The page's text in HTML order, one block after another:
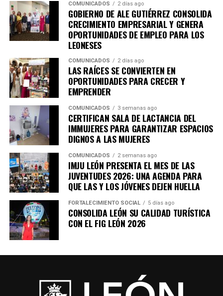
FIACmx reúne una programación pensada para públicos
muy diversos. Entre las actividades encontrarás:
•Conciertos nacionales e internacionales
•Danza contemporánea
•Teatro
•Cine
•Instalaciones artísticas
•Conversatorios
•Talleres gratuitos
•Exposiciones de artes visuales
Uno de los grandes atractivos es la participación de
destacados artistas internacionales y nacionales,
además del importante espacio dedicado al talento
leonés, que convierte al festival en un punto de
encuentro entre la escena local y las propuestas más
innovadoras del arte contemporáneo.
AlterEgo: diseño, ilustración y creatividad en la Calzada
Héroes será nuevamente sede de AlterEgo, un tianguis
de diseño y arte emergente que se ha convertido en uno
COMUNICADOS 2 días ago
GOBIERNO DE ALE GUTIÉRREZ CONSOLIDA
CRECIMIENTO EMPRESARIAL Y GENERA
OPORTUNIDADES DE EMPLEO PARA LOS
LEONESES
COMUNICADOS 2 días ago
LAS RAÍCES SE CONVIERTEN EN
OPORTUNIDADES PARA CRECER Y
EMPRENDER
COMUNICADOS 3 semanas ago
CERTIFICAN SALA DE LACTANCIA DEL
IMMUJERES PARA GARANTIZAR ESPACIOS
DIGNOS A LAS MUJERES
COMUNICADOS 2 semanas ago
IMJU LEÓN PRESENTA EL MES DE LAS
JUVENTUDES 2026: UNA AGENDA PARA
QUE LAS Y LOS JÓVENES DEJEN HUELLA
FORTALECIMIENTO SOCIAL 5 días ago
CONSOLIDA LEÓN SU CALIDAD TURÍSTICA
CON EL FIG LEÓN 2026